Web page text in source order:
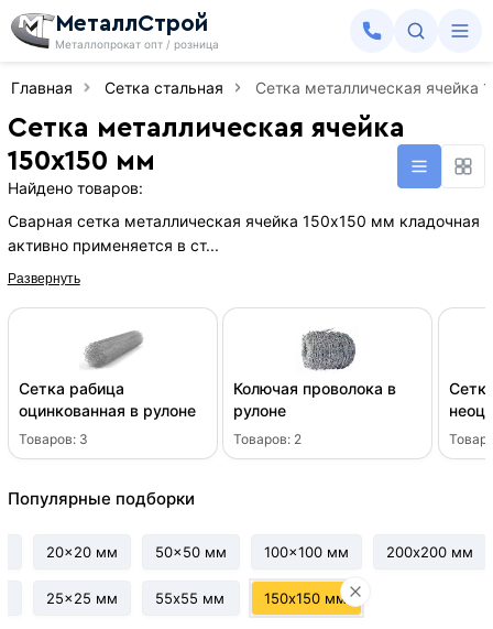
МеталлСтрой
Металлопрокат опт / розница
Главная Сетка стальная Сетка металлическая ячейка
Сетка металлическая ячейка
150х150 мм
Найдено товаров:
Сварная сетка металлическая ячейка 150х150 мм кладочная
активно применяется в ст...
Развернуть
Сетка рабица
оцинкованная в рулоне
Товаров: 3
Колючая проволока в
рулоне
Товаров: 2
Популярные подборки
20x20 мм
25x25 мм
50x50 мм
55х55 мм
100x100 мм
150х150 мм
200х200 мм